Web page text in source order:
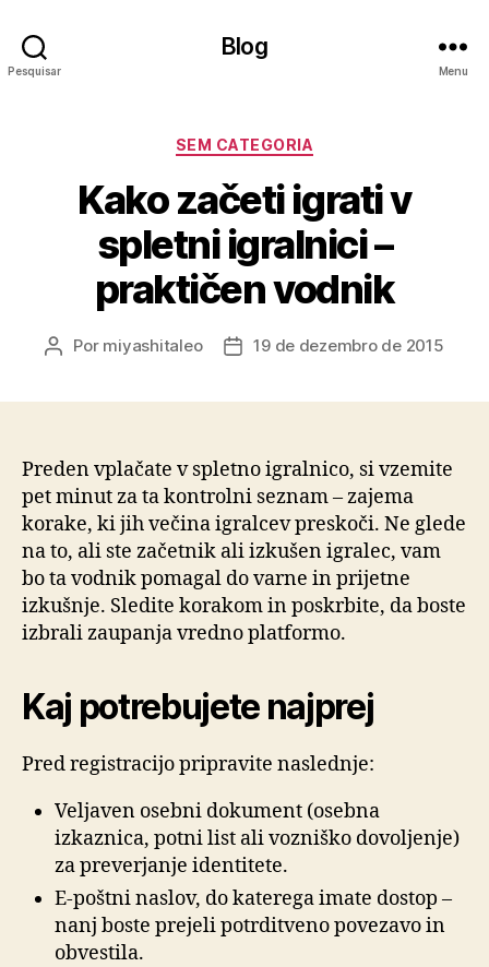
Pesquisar
Blog
Menu
Categorias
SEM CATEGORIA
Kako začeti igrati v
spletni igralnici –
praktičen vodnik
Autor
Por miyashitaleo
Data19 de dezembro de 2015
Preden vplačate v spletno igralnico, si vzemite
pet minut za ta kontrolni seznam – zajema
korake, ki jih večina igralcev preskoči. Ne glede
na to, ali ste začetnik ali izkušen igralec, vam
bo ta vodnik pomagal do varne in prijetne
izkušnje. Sledite korakom in poskrbite, da boste
izbrali zaupanja vredno platformo.
Kaj potrebujete najprej
Pred registracijo pripravite naslednje:
Veljaven osebni dokument (osebna
izkaznica, potni list ali vozniško dovoljenje)
za preverjanje identitete.
E-poštni naslov, do katerega imate dostop –
nanj boste prejeli potrditveno povezavo in
obvestila.